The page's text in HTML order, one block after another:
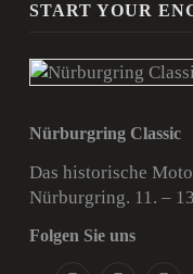
START YOUR
Nürburgring Classic
Das historische
Nürburgring. 11. –
Folgen Sie uns